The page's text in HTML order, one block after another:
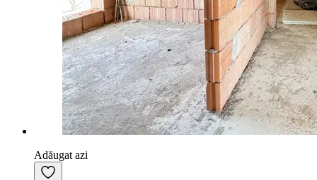
Adăugat azi